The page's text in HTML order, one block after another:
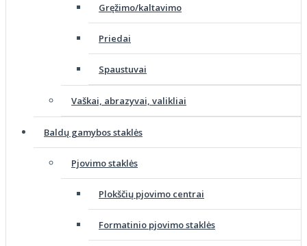
Gręžimo/kaltavimo
Priedai
Spaustuvai
Vaškai, abrazyvai, valikliai
Baldų gamybos staklės
Pjovimo staklės
Plokščių pjovimo centrai
Formatinio pjovimo staklės